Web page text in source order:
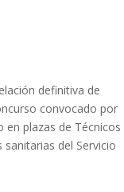
definitiva de
convocado por
en plazas de Técnicos
del Servicio